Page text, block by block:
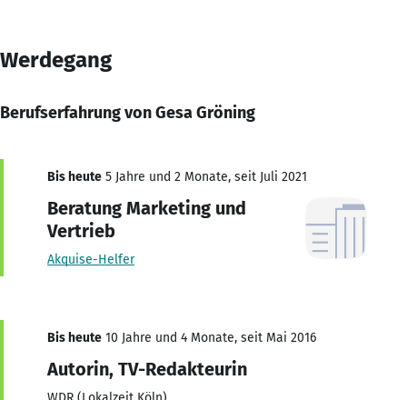
Werdegang
Berufserfahrung von Gesa Gröning
Bis heute 5 Jahre und 2 Monate, seit Juli 2021
Beratung Marketing und
Vertrieb
Akquise-Helfer
Bis heute 10 Jahre und 4 Monate, seit Mai 2016
Autorin, TV-Redakteurin